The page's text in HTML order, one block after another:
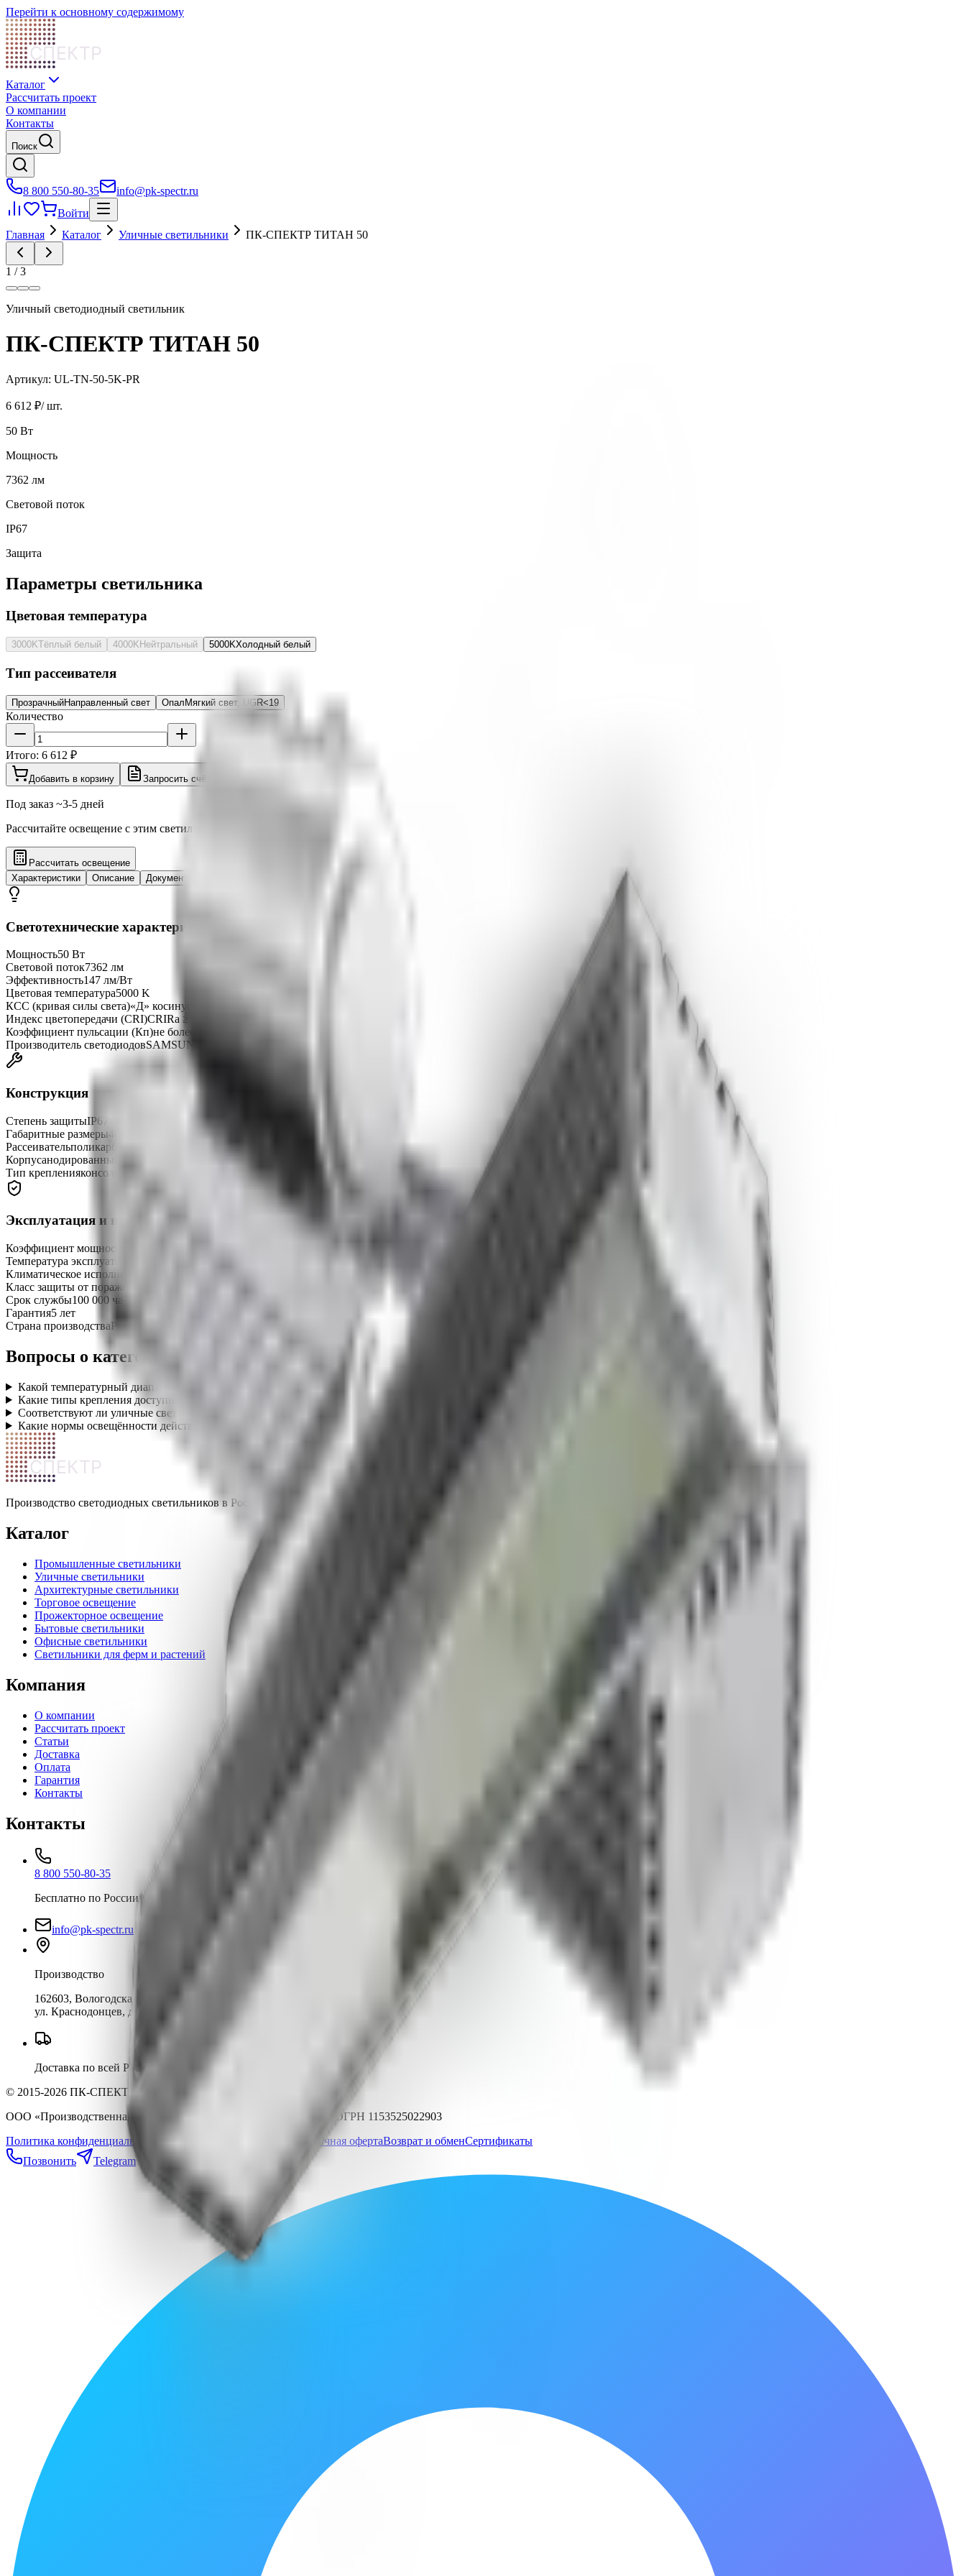
Перейти к основному содержимому
СПЕКТР
Каталог
Рассчитать проект
О компании
Контакты
Поиск
8 800 550-80-35
info@pk-spectr.ru
Войти
Главная
Каталог Уличные светильники ПК-СПЕКТР ТИТАН 50
1 /3
Уличный светодиодный светильник
ПК-СПЕКТР ТИТАН 50
Артикул: UL-TN-50-5K-PR
6 612 ₽/ шт.
50 Вт
Мощность
7362 лм
Световой поток
IP67
Защита
Параметры светильника
Цветовая температура
3000KТёплый белый 4000K Нейтральный 5000KХолодный белый
Тип рассеивателя
ПрозрачныйНаправленный свет Опал Мягкий свет, UGR<19
Количество
Итого: 6 612 ₽
Добавить в корзину Запросить счёт
Под заказ ~3-5 дней
Рассчитайте освещение с этим светильником в 3D калькуляторе
Рассчитать освещение
Характеристики
Описание Документация
Светотехнические характеристики
Мощность50 Вт
Световой поток7362 лм
Эффективность147 лм/Вт
Цветовая температура5000 K
КСС (кривая силы света)«Д» косинусная
Индекс цветопередачи (CRI)CRIRa ≥ 80
Коэффициент пульсации (Кп)не более 1%
Производитель светодиодовSAMSUNG
Конструкция
Степень защитыIP67
Габаритные размеры400 × 106 × 56 мм
Рассеивательполикарбонат Novattro светооптический
Корпусанодированный алюминиевый профиль
Тип крепленияконсольный
Эксплуатация и надёжность
Коэффициент мощности (Pf)
Температура эксплуатации
Климатическое исполнение
Класс защиты от поражения током
Срок службы100 000 часов
Гарантия5 лет
Страна производстваРоссия
Вопросы о категории
Какой температурный диапазон работы уличных светильников?
Какие типы крепления доступны для уличных светильников?+
Соответствуют ли уличные светильники нормам освещённости дорог?
+
Какие нормы освещённости действуют для парковок и пешеходных зон?
СПЕКТР
Производство светодиодных светильников в России. Промышленное, уличное и офисное освещение.
Каталог
Промышленные светильники
Уличные светильники
Архитектурные светильники
Торговое освещение
Прожекторное освещение
Бытовые светильники
Офисные светильники
Светильники для ферм и растений
Компания
О компании
Рассчитать проект
Статьи
Доставка
Оплата
Гарантия
Контакты
Контакты
8 800 550-80-35
Бесплатно по России
info@pk-spectr.ru
Производство
162603, Вологодская область, г. Череповец
ул. Краснодонцев, д.3Б
Доставка по всей России
© 2015-2026 ПК-СПЕКТР. Все права защищены.
ООО «Производственная компания «Спектр» | ИНН 3528233344 | ОГРН 1153525022903
Политика конфиденциальности
Публичная офертаВозврат и обменСертификаты
Позвонить
Telegram